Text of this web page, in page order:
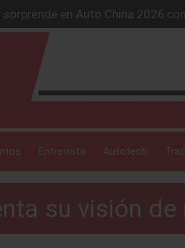
alcanza los 2 millones de autos
V6 PRO-4X conquista la
México el servicio “59 minutos o
México con un SUV híbrido de
sorprende en Auto China 2026
Entrevista Autotech
su visión